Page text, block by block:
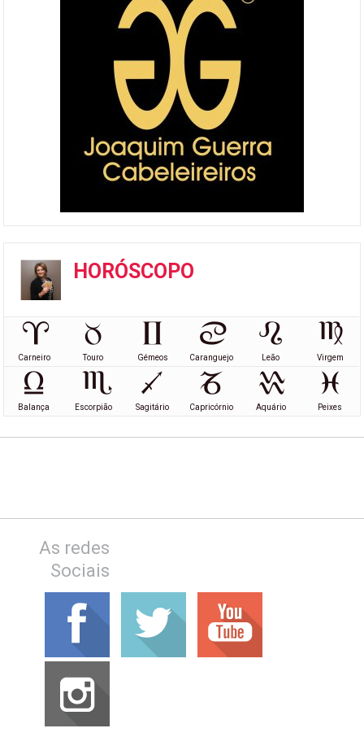
HORÓSCOPO
Carneiro Touro Gémeos Caranguejo Leão Virgem
Balança Escorpião Sagitário Capricórnio Aquário Peixes
As redes
Sociais